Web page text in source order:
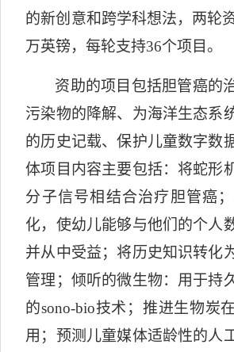
的新创意和跨学科想法，两轮
万英镑，每轮支持36个项目。
资助的项目包括胆管癌的
污染物的降解、为海洋生态系
的历史记载、保护儿童数字数
体项目内容主要包括：将蛇形
分子信号相结合治疗胆管癌
化，使幼儿能够与他们的个人
并从中受益；将历史知识转化
管理；倾听的微生物：用于持
的sono-bio技术；推进生物炭
用；预测儿童媒体适龄性的人